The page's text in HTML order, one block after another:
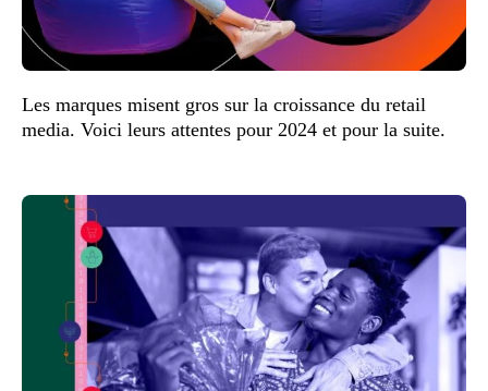
Les marques misent gros sur la croissance du retail
media. Voici leurs attentes pour 2024 et pour la suite.